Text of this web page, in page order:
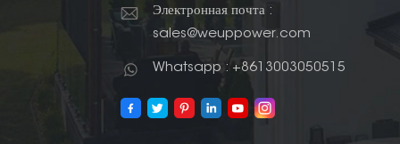
Электронная почта :
sales@weuppower.com
Whatsapp : +8613003050515